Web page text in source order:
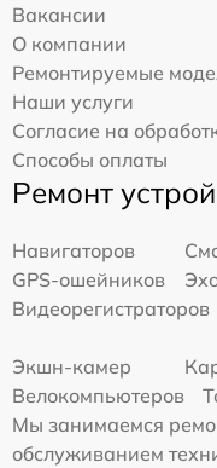
Вакансии
О компании
Ремонтируемые
Наши услуги
Согласие на
Способы оплаты
Ремонт
Навигаторов
GPS-ошейников
Видеорегистраторов
Экшн-камер
Велокомпьютеров
Мы занимаемся
обслуживанием